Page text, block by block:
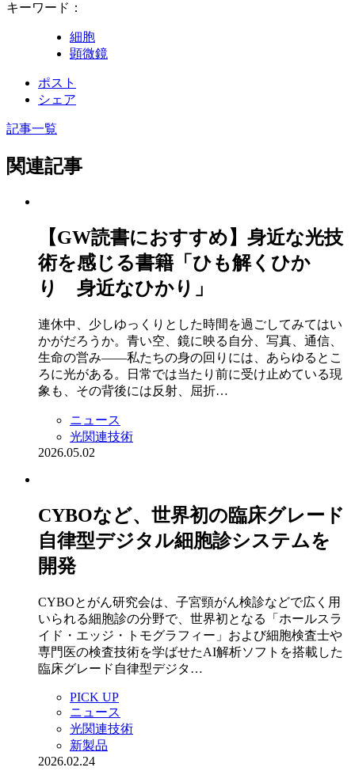
キーワード：
細胞
顕微鏡
ポスト
シェア
記事一覧
関連記事
【GW読書におすすめ】身近な光技
術を感じる書籍「ひも解くひか
り 身近なひかり」
連休中、少しゆっくりとした時間を過ごしてみてはい
かがだろうか。青い空、鏡に映る自分、写真、通信、
生命の営み――私たちの身の回りには、あらゆるとこ
ろに光がある。日常では当たり前に受け止めている現
象も、その背後には反射、屈折…
ニュース
光関連技術
2026.05.02
CYBOなど、世界初の臨床グレード
自律型デジタル細胞診システムを
開発
CYBOとがん研究会は、子宮頸がん検診などで広く用
いられる細胞診の分野で、世界初となる「ホールスラ
イド・エッジ・トモグラフィー」および細胞検査士や
専門医の検査技術を学ばせたAI解析ソフトを搭載した
臨床グレード自律型デジタ…
PICK UP
ニュース
光関連技術
新製品
2026.02.24